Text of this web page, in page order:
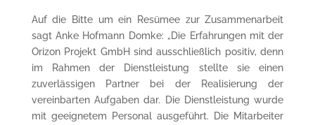
Auf die Bitte um ein Resümee zur Zusammenarbeit
sagt Anke Hofmann Domke: „Die Erfahrungen mit der
Orizon Projekt GmbH sind ausschließlich positiv, denn
im Rahmen der Dienstleistung stellte sie einen
zuverlässigen Partner bei der Realisierung der
vereinbarten Aufgaben dar. Die Dienstleistung wurde
mit geeignetem Personal ausgeführt. Die Mitarbeiter